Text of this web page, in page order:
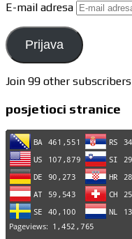
E-mail adresa
Prijava
Join 99 other subscribers
posjetioci stranice